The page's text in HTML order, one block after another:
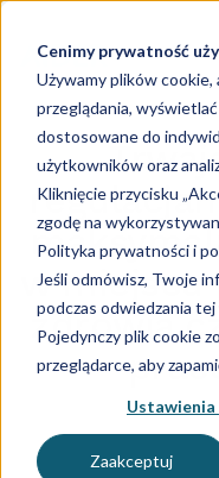
Cenimy prywatność
Używamy plików cookie,
przeglądania,
dostosowane do
użytkowników oraz
Kliknięcie przycisku
zgodę na
Polityka prywatności i
Jeśli odmówisz, Twoje
podczas odwiedzania
Pojedynczy plik cookie
przeglądarce, aby
Zaakceptuj
w
zdrowia